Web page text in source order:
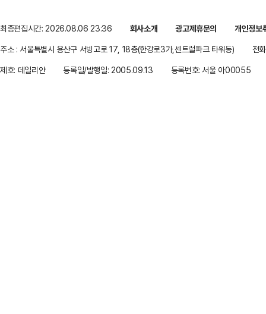
최종편집시간: 2026.08.06 23:36 회사소개 광고제휴문의
개인정보
주소 : 서울특별시 용산구 서빙고로 17, 18층(한강로3가,센트럴파크 타워동)
전
제호: 데일리안
등록일/발행일: 2005.09.13 등록번호: 서울 아00055